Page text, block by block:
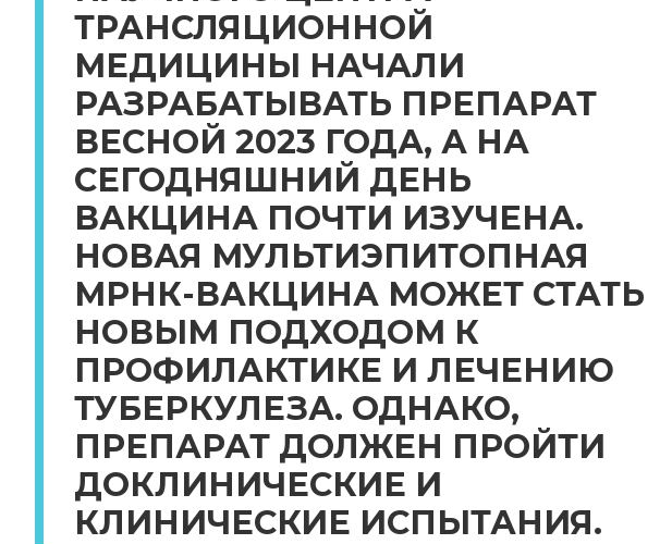
ТРАНСЛЯЦИОННОЙ
МЕДИЦИНЫ НАЧАЛИ
РАЗРАБАТЫВАТЬ ПРЕПАРАТ
ВЕСНОЙ 2023 ГОДА, А НА
СЕГОДНЯШНИЙ ДЕНЬ
ВАКЦИНА ПОЧТИ ИЗУЧЕНА.
НОВАЯ МУЛЬТИЭПИТОПНАЯ
МРНК-ВАКЦИНА МОЖЕТ СТАТЬ
НОВЫМ ПОДХОДОМ К
ПРОФИЛАКТИКЕ И ЛЕЧЕНИЮ
ТУБЕРКУЛЕЗА. ОДНАКО,
ПРЕПАРАТ ДОЛЖЕН ПРОЙТИ
ДОКЛИНИЧЕСКИЕ И
КЛИНИЧЕСКИЕ ИСПЫТАНИЯ.